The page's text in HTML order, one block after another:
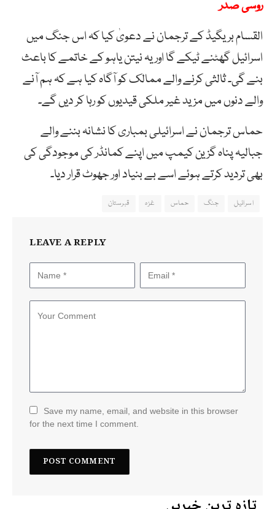
روسی صدر
القسام بریگیڈ کے ترجمان نے دعویٰ کیا کہ اس جنگ میں
اسرائیل گھٹنے ٹیکے گا اور یہ نیتن یاہو کے خاتمے کا باعث
بنے گی۔ ثالثی کرنے والے ممالک کو آگاہ کیا ہے کہ ہم آنے
والے دنوں میں مزید غیر ملکی قیدیوں کو رہا کر دیں گے۔
حماس ترجمان نے اسرائیلی بمباری کا نشانہ بننے والے
جبالیہ پناہ گزین کیمپ میں اپنے کمانڈر کی موجودگی کی
بھی تردید کرتے ہوئے اسے بے بنیاد اور جھوٹ قرار دیا۔
اسرائیل جنگ حماس غزہ قبرستان
LEAVE A REPLY
Save my name, email, and website in this browser
for the next time I comment.